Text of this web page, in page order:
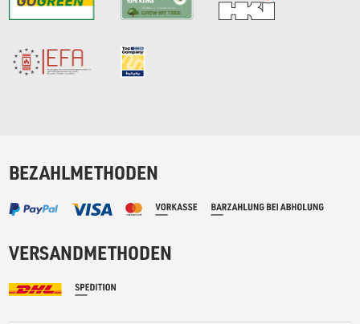
BEZAHLMETHODEN
VERSANDMETHODEN